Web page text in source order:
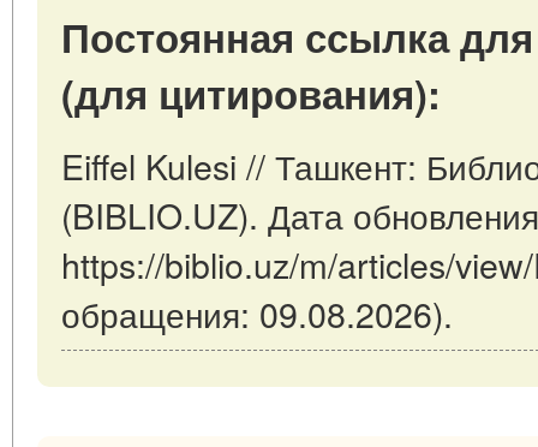
Постоянная ссылка
(для цитирования):
Eiffel Kulesi // Ташкент:
(BIBLIO.UZ). Дата
https://biblio.uz/m/articles/
обращения: 09.08.2026).